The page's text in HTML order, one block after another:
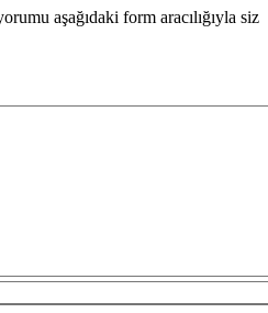
aşağıdaki form aracılığıyla siz